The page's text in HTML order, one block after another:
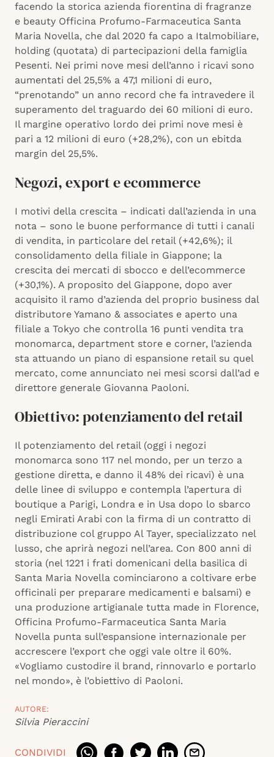
facendo la storica azienda fiorentina di fragranze
e beauty Officina Profumo-Farmaceutica Santa
Maria Novella, che dal 2020 fa capo a Italmobiliare,
holding (quotata) di partecipazioni della famiglia
Pesenti. Nei primi nove mesi dell’anno i ricavi sono
aumentati del 25,5% a 47,1 milioni di euro,
“prenotando” un anno record che fa intravedere il
superamento del traguardo dei 60 milioni di euro.
Il margine operativo lordo dei primi nove mesi è
pari a 12 milioni di euro (+28,2%), con un ebitda
margin del 25,5%.
Negozi, export e ecommerce
I motivi della crescita – indicati dall’azienda in una
nota – sono le buone performance di tutti i canali
di vendita, in particolare del retail (+42,6%); il
consolidamento della filiale in Giappone; la
crescita dei mercati di sbocco e dell’ecommerce
(+30,1%). A proposito del Giappone, dopo aver
acquisito il ramo d’azienda del proprio business dal
distributore Yamano & associates e aperto una
filiale a Tokyo che controlla 16 punti vendita tra
monomarca, department store e corner, l’azienda
sta attuando un piano di espansione retail su quel
mercato, come annunciato nei mesi scorsi dall’ad e
direttore generale Giovanna Paoloni.
Obiettivo: potenziamento del retail
Il potenziamento del retail (oggi i negozi
monomarca sono 117 nel mondo, per un terzo a
gestione diretta, e danno il 48% dei ricavi) è una
delle linee di sviluppo e contempla l’apertura di
boutique a Parigi, Londra e in Usa dopo lo sbarco
negli Emirati Arabi con la firma di un contratto di
distribuzione col gruppo Al Tayer, specializzato nel
lusso, che aprirà negozi nell’area. Con 800 anni di
storia (nel 1221 i frati domenicani della basilica di
Santa Maria Novella cominciarono a coltivare erbe
officinali per preparare medicamenti e balsami) e
una produzione artigianale tutta made in Florence,
Officina Profumo-Farmaceutica Santa Maria
Novella punta sull’espansione internazionale per
accrescere l’export che oggi vale oltre il 60%.
«Vogliamo custodire il brand, rinnovarlo e portarlo
nel mondo», è l’obiettivo di Paoloni.
AUTORE:
Silvia Pieraccini
CONDIVIDI